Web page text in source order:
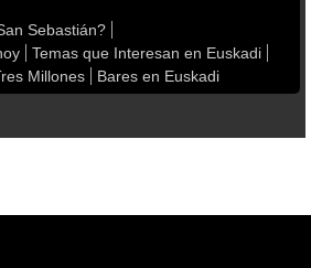
Sebastián?
Temas que Interesan en Euskadi
Millones
Bares en Euskadi